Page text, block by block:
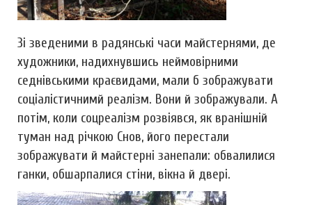
Зі зведеними в радянські часи майстернями, де
художники, надихнувшись неймовірними
седнівськими краєвидами, мали б зображувати
соціалістичнимй реалізм. Вони й зображували. А
потім, коли соцреалізм розвіявся, як вранішній
туман над річкою Снов, його перестали
зображувати й майстерні занепали: обвалилися
ганки, обшарпалися стіни, вікна й двері.